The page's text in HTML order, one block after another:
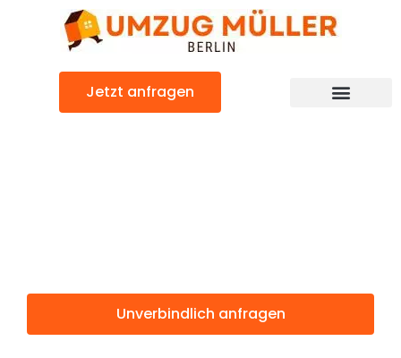
Jetzt anfragen
Unverbindlich anfragen